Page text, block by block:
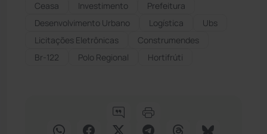
Ceasa
Investimento
Prefeitura
Desenvolvimento Urbano
Logística
Ubs
Licitações Eletrônicas
Construmendes
Br‑122
Polo Regional Hortifrúti